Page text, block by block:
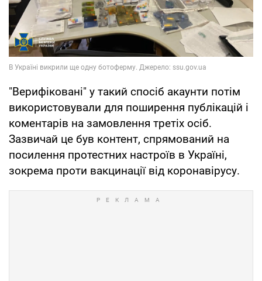
"Верифіковані" у такий спосіб акаунти потім
використовували для поширення публікацій і
коментарів на замовлення третіх осіб.
Зазвичай це був контент, спрямований на
посилення протестних настроїв в Україні,
зокрема проти вакцинації від коронавірусу.